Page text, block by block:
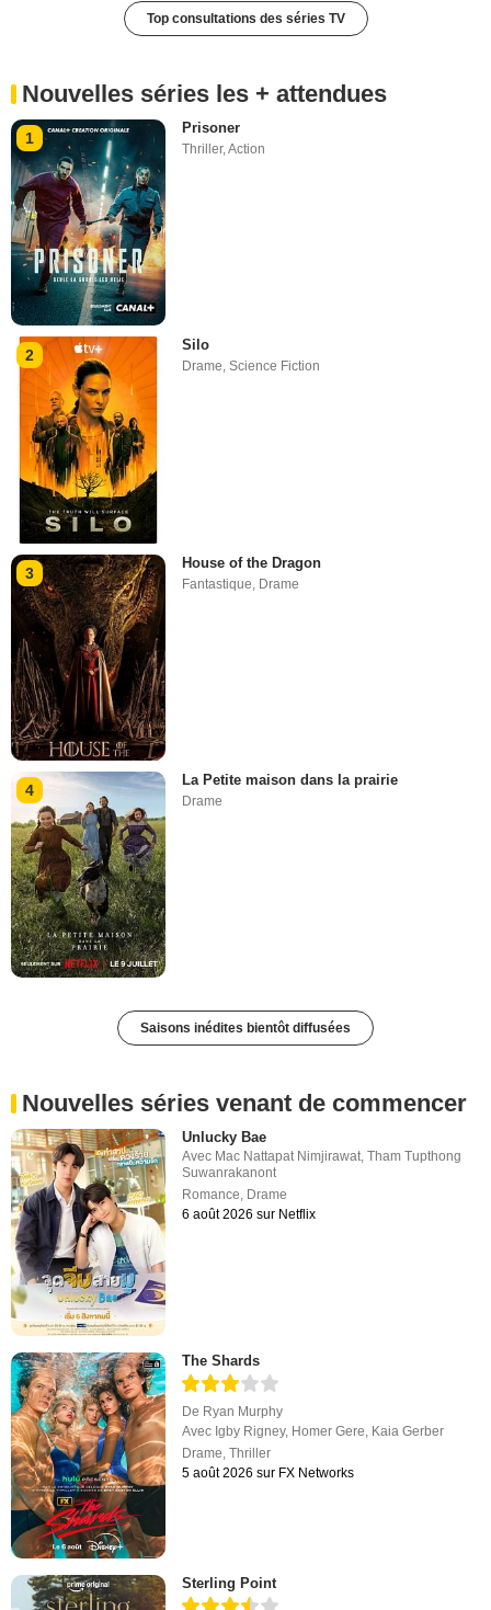
Top consultations des séries TV
Nouvelles séries les + attendues
1
Prisoner
Thriller,Action
2
Silo
Drame,Science Fiction
3
House of the Dragon
Fantastique Drame
4
La Petite maison dans la prairie
Drame
Saisons inédites bientôt diffusées
Nouvelles séries venant de commencer
Unlucky Bae
Avec Mac Nattapat Nimjirawat,Tham Tupthong
Suwanrakanont
Romance, Drame
6 août 2026 sur Netflix
The Shards
De Ryan Murphy
Avec Igby Rigney, Homer Gere Kaia Gerber
Drame ,Thriller
5 août 2026 sur FX Networks
Sterling Point